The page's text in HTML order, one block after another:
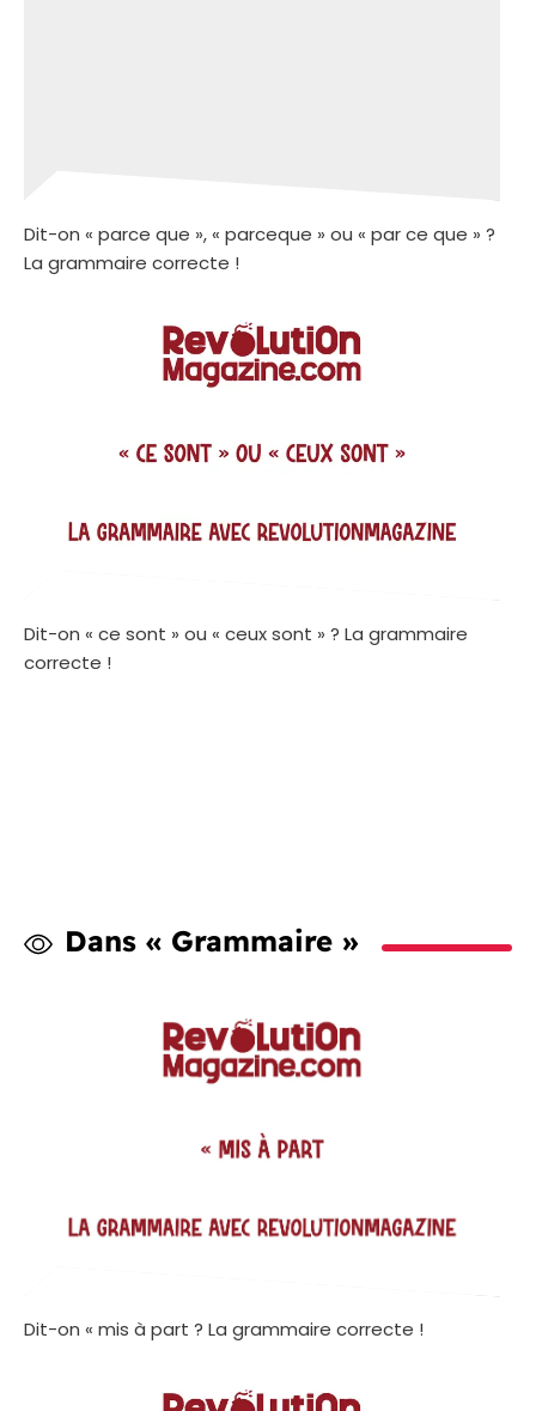
Dit-on « parce que », « parceque » ou « par ce que » ?
La grammaire correcte !
Dit-on « ce sont » ou « ceux sont » ? La grammaire
correcte !
Dans « Grammaire »
Dit-on « mis à part ? La grammaire correcte !